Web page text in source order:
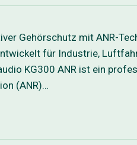
Gehörschutz mit ANR-
für Industrie,
KG300 ANR ist ein
(ANR)…